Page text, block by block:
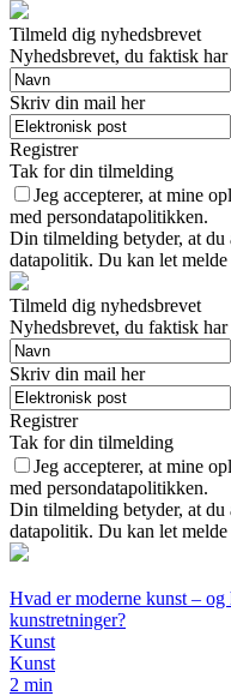
Tilmeld dig nyhedsbrevet
Nyhedsbrevet, du faktisk
Skriv din mail her
Registrer
Tak for din tilmelding
Jeg accepterer, at mine
med persondatapolitikken.
Din tilmelding betyder, at du
datapolitik. Du kan let melde
Tilmeld dig nyhedsbrevet
Nyhedsbrevet, du faktisk
Skriv din mail her
Registrer
Tak for din tilmelding
Jeg accepterer, at mine
med persondatapolitikken.
Din tilmelding betyder, at du
datapolitik. Du kan let melde
Hvad er moderne kunst –
kunstretninger?
Kunst
Kunst
2 min